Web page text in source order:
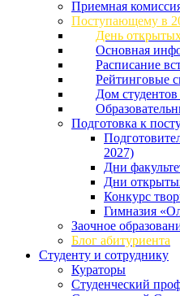
Приемная
Поступающему в
День
Основная
Расписание
Рейтинговые
Дом
Подготовка к
2027)
Дни
Дни
Конкурс
Гимназия
Заочное
Блог абитуриента
Студенту и сотруднику
Кураторы
Студенческий